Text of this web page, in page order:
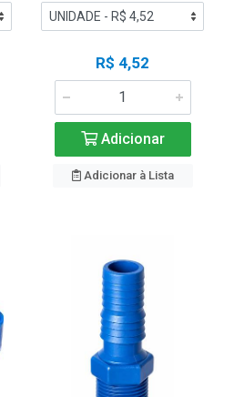
R$ 4,52
Adicionar
Adicionar à Lista